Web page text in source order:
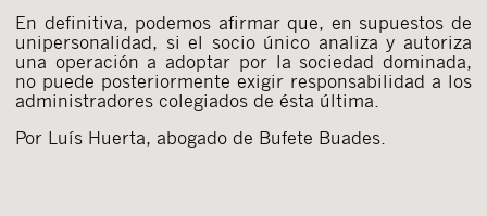
En definitiva, podemos afirmar que, en supuestos de
unipersonalidad, si el socio único analiza y autoriza
una operación a adoptar por la sociedad dominada,
no puede posteriormente exigir responsabilidad a los
administradores colegiados de ésta última.
Por Luís Huerta, abogado de Bufete Buades.